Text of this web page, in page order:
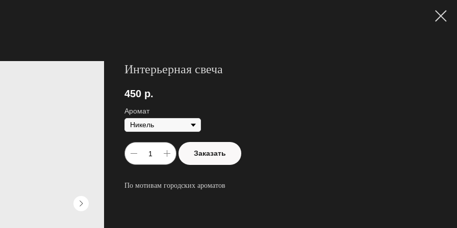
Интерьерная свеча
450 р.
Аромат
Заказать
По мотивам городских ароматов